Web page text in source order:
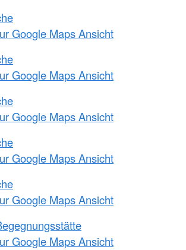
Google Maps Ansicht
Google Maps Ansicht
Google Maps Ansicht
Google Maps Ansicht
Google Maps Ansicht
Google Maps Ansicht